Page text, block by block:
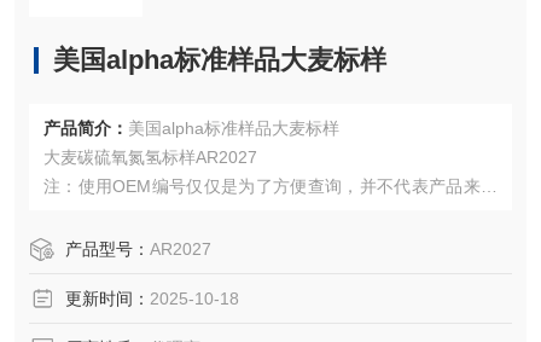
美国alpha标准样品大麦标样
产品简介： 美国alpha标准样品大麦标样
大麦碳硫氧氮氢标样AR2027
注：使用OEM编号仅仅是为了方便查询，并不代表产品来自
于所对应仪器。
产品型号： AR2027
更新时间： 2025-10-18